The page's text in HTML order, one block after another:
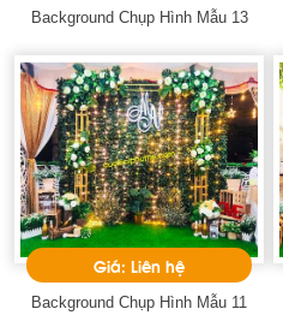
Background Chụp Hình Mẫu 13
Giá: Liên hệ
Background Chụp Hình Mẫu 11